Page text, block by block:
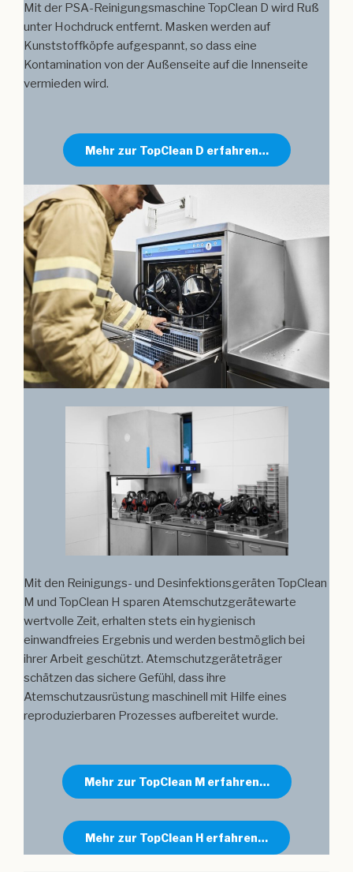
Mit der PSA-Reinigungsmaschine TopClean D wird Ruß
unter Hochdruck entfernt. Masken werden auf
Kunststoffköpfe aufgespannt, so dass eine
Kontamination von der Außenseite auf die Innenseite
vermieden wird.
Mehr zur TopClean D erfahren…
Mit den Reinigungs- und Desinfektionsgeräten TopClean
M und TopClean H sparen Atemschutzgerätewarte
wertvolle Zeit, erhalten stets ein hygienisch
einwandfreies Ergebnis und werden bestmöglich bei
ihrer Arbeit geschützt. Atemschutzgeräteträger
schätzen das sichere Gefühl, dass ihre
Atemschutzausrüstung maschinell mit Hilfe eines
reproduzierbaren Prozesses aufbereitet wurde.
Mehr zur TopClean M erfahren…
Mehr zur TopClean H erfahren…